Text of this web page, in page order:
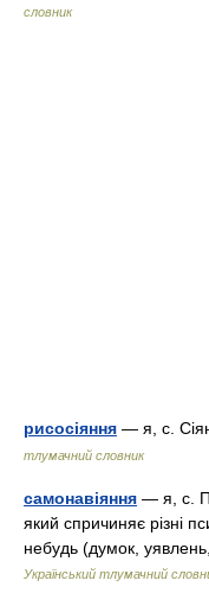
словник
рисосіяння — я, с.
тлумачний словник
самонавіяння — я, с.
який спричиняє різні
небудь (думок,
Український тлумачний